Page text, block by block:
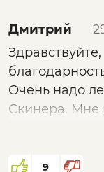
Дмитрий
Очень надо
Скинера. Мне
Люди
9